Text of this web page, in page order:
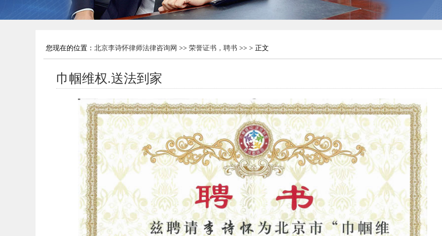
您现在的位置： 北京李诗怀律师法律咨询网 >> 荣誉证书，聘书 >> > 正文
巾帼维权.送法到家